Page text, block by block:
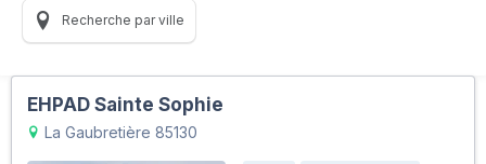
Recherche par ville
EHPAD Sainte Sophie
La Gaubretière 85130